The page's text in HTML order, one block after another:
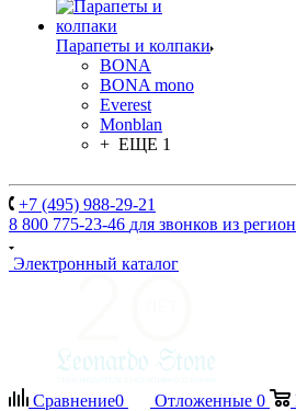
Парапеты и колпаки
BONA
BONA mono
Everest
Monblan
+ ЕЩЕ 1
+7 (495) 988-29-21
8 800 775-23-46 для звонков из
Электронный каталог
Сравнение0 Отложенные 0